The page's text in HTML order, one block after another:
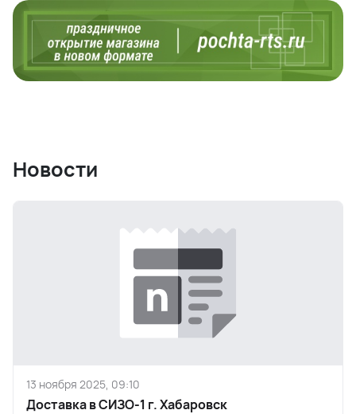
Новости
13 ноября 2025, 09:10
Доставка в СИЗО-1 г. Хабаровск